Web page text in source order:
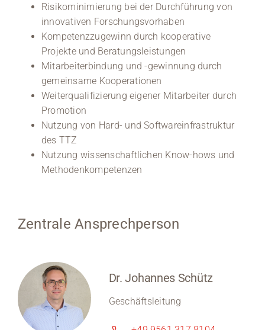
Risikominimierung bei der Durchführung von
innovativen Forschungsvorhaben
Kompetenzzugewinn durch kooperative
Projekte und Beratungsleistungen
Mitarbeiterbindung und -gewinnung durch
gemeinsame Kooperationen
Weiterqualifizierung eigener Mitarbeiter durch
Promotion
Nutzung von Hard- und Softwareinfrastruktur
des TTZ
Nutzung wissenschaftlichen Know-hows und
Methodenkompetenzen
Zentrale Ansprechperson
Dr. Johannes Schütz
Geschäftsleitung